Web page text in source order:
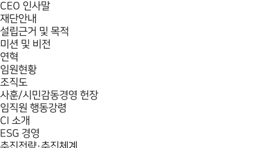
CEO 인사말
재단안내
설립근거 및 목적
미션 및 비전
연혁
임원현황
조직도
사훈/시민감동경영 헌장
임직원 행동강령
CI 소개
ESG 경영